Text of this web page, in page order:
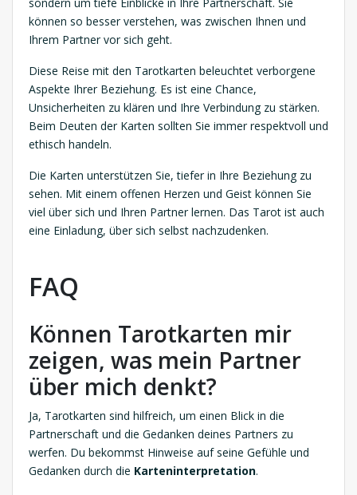
können so besser verstehen, was zwischen Ihnen und
Ihrem Partner vor sich geht.
Diese Reise mit den Tarotkarten beleuchtet verborgene
Aspekte Ihrer Beziehung. Es ist eine Chance,
Unsicherheiten zu klären und Ihre Verbindung zu stärken.
Beim Deuten der Karten sollten Sie immer respektvoll und
ethisch handeln.
Die Karten unterstützen Sie, tiefer in Ihre Beziehung zu
sehen. Mit einem offenen Herzen und Geist können Sie
viel über sich und Ihren Partner lernen. Das Tarot ist auch
eine Einladung, über sich selbst nachzudenken.
FAQ
Können Tarotkarten mir
zeigen, was mein Partner
über mich denkt?
Ja, Tarotkarten sind hilfreich, um einen Blick in die
Partnerschaft und die Gedanken deines Partners zu
werfen. Du bekommst Hinweise auf seine Gefühle und
Gedanken durch die Karteninterpretation.